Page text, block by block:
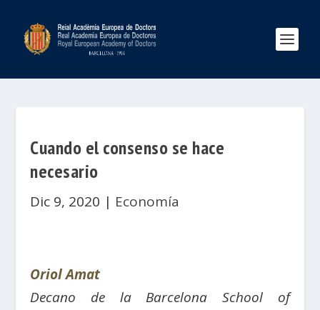
Cuando el consenso se hace
necesario
Dic 9, 2020 | Economía
Oriol Amat
Decano de la Barcelona School of